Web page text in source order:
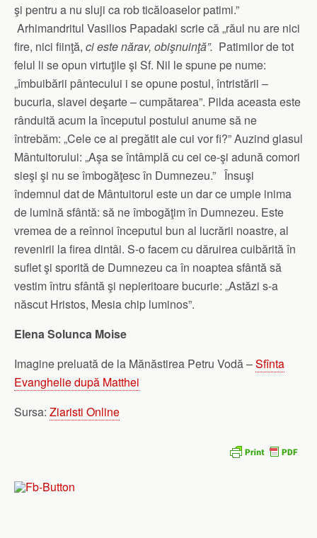
şi pentru a nu sluji ca rob ticăloaselor patimi.”
Arhimandritul Vasilios Papadaki scrie că „răul nu are nici
fire, nici fiinţă, ci este nărav, obişnuinţă”. Patimilor de tot
felul li se opun virtuţile şi Sf. Nil le spune pe nume:
„îmbuibării pântecului i se opune postul, întristării –
bucuria, slavei deşarte – cumpătarea”. Pilda aceasta este
rânduită acum la începutul postului anume să ne
întrebăm: „Cele ce ai pregătit ale cui vor fi?” Auzind glasul
Mântuitorului: „Aşa se întâmplă cu cei ce-şi adună comori
sieşi şi nu se îmbogăţesc în Dumnezeu.” Însuşi
îndemnul dat de Mântuitorul este un dar ce umple inima
de lumină sfântă: să ne îmbogăţim în Dumnezeu. Este
vremea de a reînnoi începutul bun al lucrării noastre, al
revenirii la firea dintâi. S-o facem cu dăruirea cuibărită în
suflet şi sporită de Dumnezeu ca în noaptea sfântă să
vestim întru sfântă şi nepieritoare bucurie: „Astăzi s-a
născut Hristos, Mesia chip luminos”.
Elena Solunca Moise
Imagine preluată de la Mănăstirea Petru Vodă –Sfînta
Evanghelie după Matthei
Sursa: Ziaristi Online